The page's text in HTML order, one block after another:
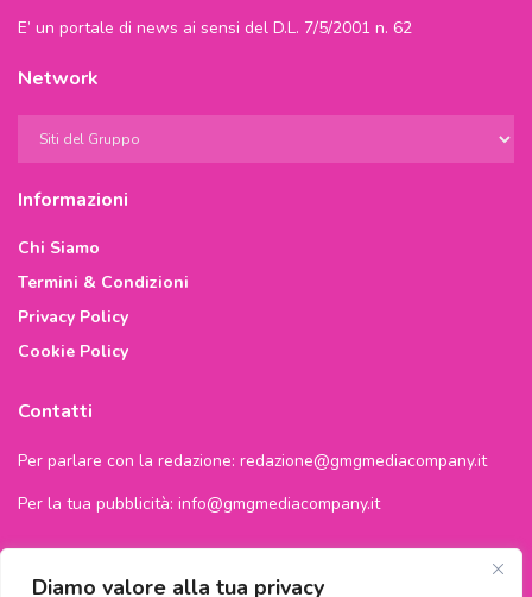
Diamo valore alla tua privacy
E’ un portale di news ai sensi del D.L. 7/5/2001 n. 62
Network
Informazioni
Chi Siamo
Termini & Condizioni
Privacy Policy
Cookie Policy
Contatti
Per parlare con la redazione: redazione@gmgmediacompany.it
Per la tua pubblicità: info@gmgmediacompany.it